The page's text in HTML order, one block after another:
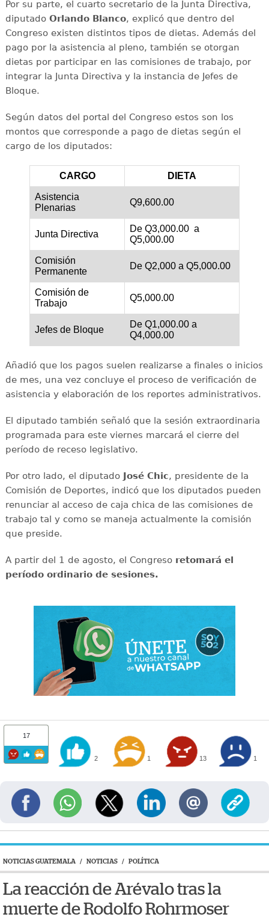
Por su parte, el cuarto secretario de la Junta Directiva,
diputado Orlando Blanco, explicó que dentro del
Congreso existen distintos tipos de dietas. Además del
pago por la asistencia al pleno, también se otorgan
dietas por participar en las comisiones de trabajo, por
integrar la Junta Directiva y la instancia de Jefes de
Bloque.
Según datos del portal del Congreso estos son los
montos que corresponde a pago de dietas según el
cargo de los diputados:
CARGO DIETA
Asistencia
Plenarias
Q9,600.00
Junta Directiva
De Q3,000.00 a
Q5,000.00
Comisión
Permanente
De Q2,000 a Q5,000.00
Comisión de
Trabajo
Q5,000.00
Jefes de Bloque
De Q1,000.00 a
Q4,000.00
Añadió que los pagos suelen realizarse a finales o inicios
de mes, una vez concluye el proceso de verificación de
asistencia y elaboración de los reportes administrativos.
El diputado también señaló que la sesión extraordinaria
programada para este viernes marcará el cierre del
período de receso legislativo.
Por otro lado, el diputado José Chic, presidente de la
Comisión de Deportes, indicó que los diputados pueden
renunciar al acceso de caja chica de las comisiones de
trabajo tal y como se maneja actualmente la comisión
que preside.
A partir del 1 de agosto, el Congreso retomará el
período ordinario de sesiones.
17
2 1 13 1
NOTICIAS GUATEMALA / NOTICIAS / POLÍTICA
La reacción de Arévalo tras la
muerte de Rodolfo Rohrmoser